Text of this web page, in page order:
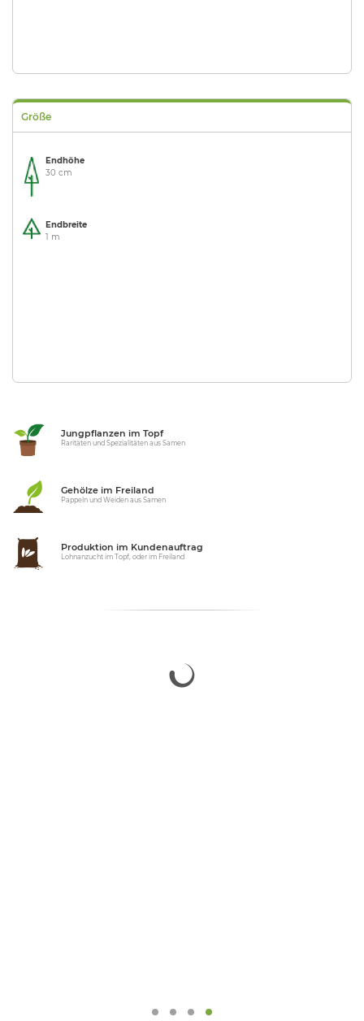
Größe
Endhöhe
30 cm
Endbreite
1 m
Jungpflanzen im Topf
Raritäten und Spezialitäten aus Samen
Gehölze im Freiland
Pappeln und Weiden aus Samen
Produktion im Kundenauftrag
Lohnanzucht im Topf, oder im Freiland